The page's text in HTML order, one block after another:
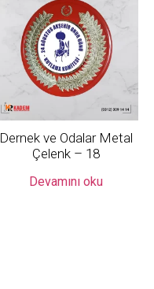
Dernek ve Odalar Metal
Çelenk – 18
Devamını oku